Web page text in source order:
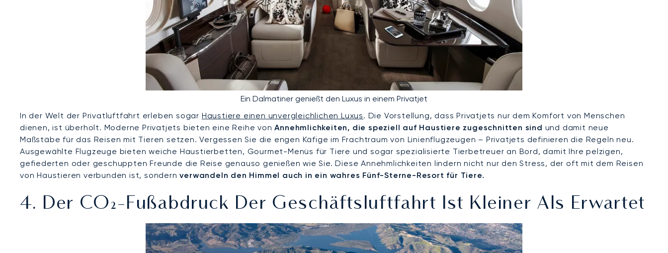
Ein Dalmatiner genießt den Luxus in einem Privatjet
In der Welt der Privatluftfahrt erleben sogar Haustiere einen unvergleichlichen Luxus. Die Vorstellung, dass Privatjets nur dem Komfort von Menschen
dienen, ist überholt. Moderne Privatjets bieten eine Reihe vonAnnehmlichkeiten, die speziell auf Haustiere zugeschnitten sind und damit neue
Maßstäbe für das Reisen mit Tieren setzen. Vergessen Sie die engen Käfige im Frachtraum von Linienflugzeugen – Privatjets definieren die Regeln neu.
Ausgewählte Flugzeuge bieten weiche Haustierbetten, Gourmet-Menüs für Tiere und sogar spezialisierte Tierbetreuer an Bord, damit Ihre pelzigen,
gefiederten oder geschuppten Freunde die Reise genauso genießen wie Sie. Diese Annehmlichkeiten lindern nicht nur den Stress, der oft mit dem Reisen
von Haustieren verbunden ist, sondernverwandeln den Himmel auch in ein wahres Fünf-Sterne-Resort für Tiere.
4. Der CO₂-Fußabdruck Der Geschäftsluftfahrt Ist Kleiner Als Erwartet